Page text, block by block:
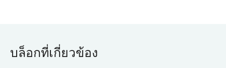
บล็อกที่เกี่ยวข้อง